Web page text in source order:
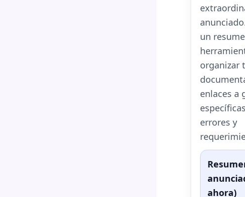
un
organizar
enlaces a
errores y
ahora)